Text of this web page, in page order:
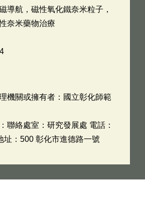
導航，磁性氧化鐵奈米粒子，
奈米藥物治療
機關或擁有者：國立彰化師範
聯絡處室：研究發展處 電話：
址：500 彰化市進德路一號